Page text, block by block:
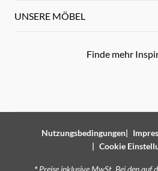
UNSERE MÖBEL
Finde mehr
Nutzungsbedingungen
Cookie